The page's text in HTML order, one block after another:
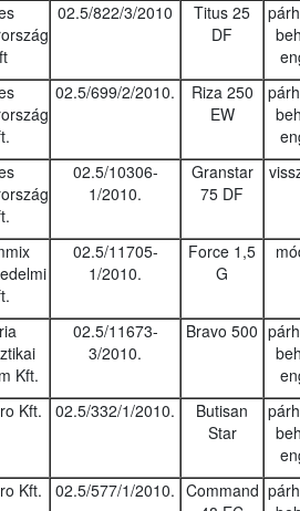
02.5/822/3/2010
Titus 25
DF
02.5/699/2/2010.
Riza 250
EW
02.5/10306-
1/2010.
Granstar
75 DF
02.5/11705-
1/2010.
Force 1,5
G
Kft.
02.5/11673-
3/2010.
Bravo 500
Kft. 02.5/332/1/2010.
Butisan
Star
Kft. 02.5/577/1/2010. Command